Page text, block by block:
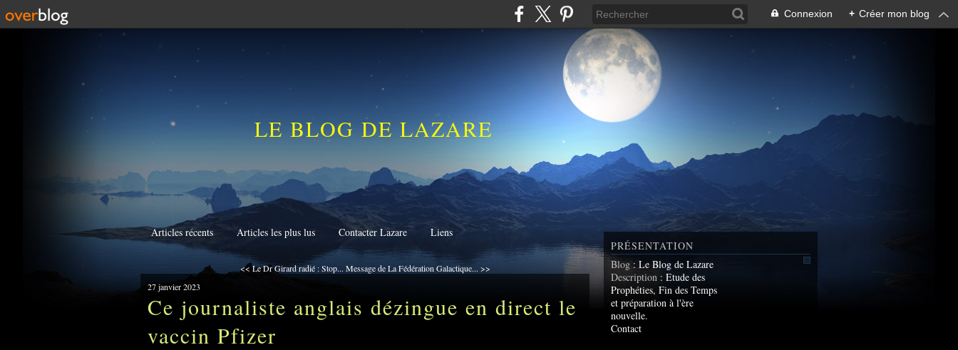
Connexion + Créer mon blog
LE BLOG DE LAZARE
Articles récents Articles les plus lus Contacter Lazare Liens
<< Le Dr Girard radié : Stop... Message de La Fédération Galactique... >>
27 janvier 2023
Ce journaliste anglais dézingue en direct le
vaccin Pfizer
PRÉSENTATION
Blog : Le Blog de Lazare
Description : Etude des
Prophéties, Fin des Temps
et préparation à l'ère
nouvelle.
Contact